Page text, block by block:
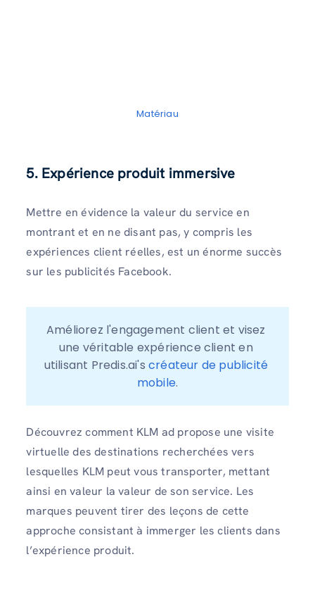
Matériau
5. Expérience produit immersive
Mettre en évidence la valeur du service en
montrant et en ne disant pas, y compris les
expériences client réelles, est un énorme succès
sur les publicités Facebook.
Améliorez l'engagement client et visez
une véritable expérience client en
utilisant Predis.ai's créateur de publicité
mobile.
Découvrez comment KLM ad propose une visite
virtuelle des destinations recherchées vers
lesquelles KLM peut vous transporter, mettant
ainsi en valeur la valeur de son service. Les
marques peuvent tirer des leçons de cette
approche consistant à immerger les clients dans
l’expérience produit.